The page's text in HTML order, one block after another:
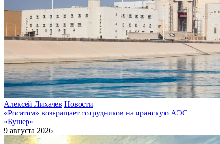
Алексей Лихачев Новости
«Росатом» возвращает сотрудников на иранскую АЭС
«Бушер»
9 августа 2026